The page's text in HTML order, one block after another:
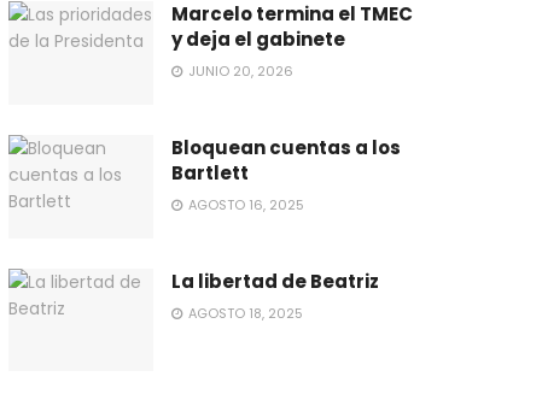
Marcelo termina el TMEC
y deja el gabinete
JUNIO 20, 2026
Bloquean cuentas a los
Bartlett
AGOSTO 16, 2025
La libertad de Beatriz
AGOSTO 18, 2025